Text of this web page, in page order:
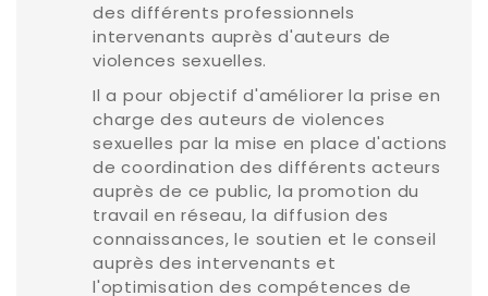
des différents professionnels
intervenants auprès d'auteurs de
violences sexuelles.
Il a pour objectif d'améliorer la prise en
charge des auteurs de violences
sexuelles par la mise en place d'actions
de coordination des différents acteurs
auprès de ce public, la promotion du
travail en réseau, la diffusion des
connaissances, le soutien et le conseil
auprès des intervenants et
l'optimisation des compétences de